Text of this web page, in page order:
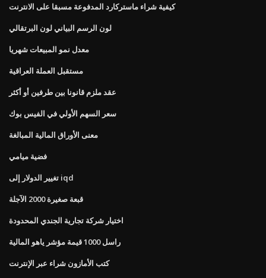
كيفية شراء ماستركارد المدفوعة مسبقا على الانترنت
لون الرسم البياني لون البرتقالي
معدل نمو المبيعات شهريا
مستقبل العملة العراقية
عقد ملزم قانونا بين طرفين أو أكثر
سعر السهم الأولي في الفيس بوك
معنى الأوراق المالية المبالغة
فضية ميامي
تغيير الدولار إلى iqd
قبعة صغيرة 2000 الآجلة
اختيار شركة تجارية الجندي المحدودة
راسل 1000 قيمة مؤشر ياهو المالية
كتب الأمازون شراء عبر الإنترنت